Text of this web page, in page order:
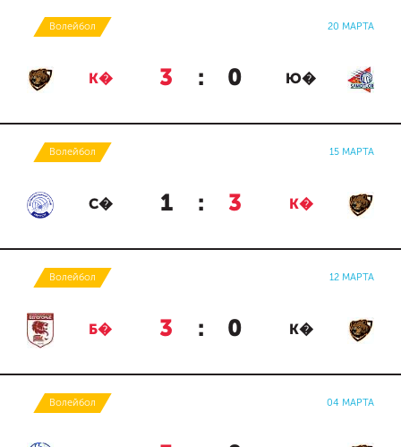
Волейбол 20 МАРТА
К� 3 : 0 Ю�
Волейбол 15 МАРТА
С� 1 : 3 К�
Волейбол 12 МАРТА
Б� 3 : 0 К�
Волейбол 04 МАРТА